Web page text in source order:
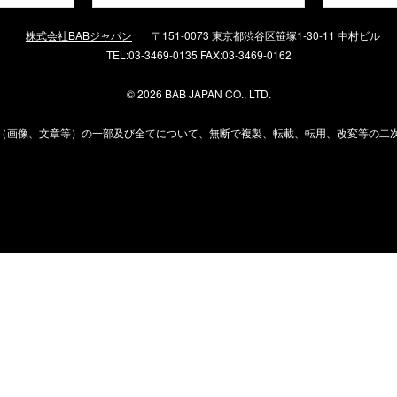
株式会社BABジャパン
〒151-0073 東京都渋谷区笹塚1-30-11 中村ビル
TEL:03-3469-0135 FAX:03-3469-0162
©2026 BAB JAPAN CO., LTD.
画像、文章等）の一部及び全てについて、無断で複製、転載、転用、改変等の二